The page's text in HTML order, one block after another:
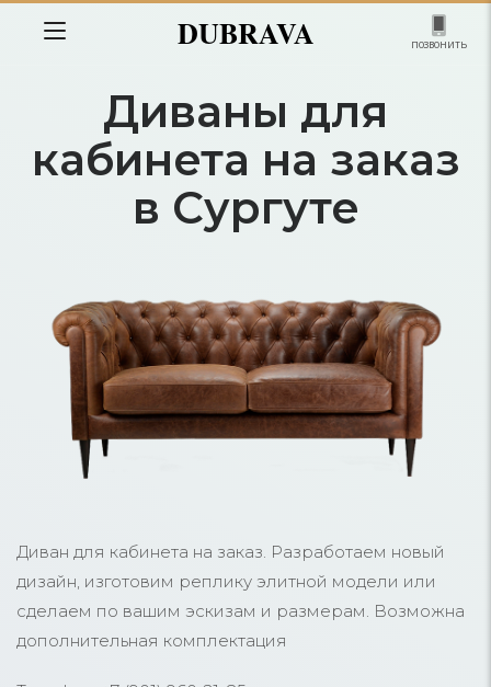
DUBRAVA позвонить
Диваны для
кабинета на заказ
в Сургуте
Диван для кабинета на заказ. Разработаем новый
дизайн, изготовим реплику элитной модели или
сделаем по вашим эскизам и размерам. Возможна
дополнительная комплектация